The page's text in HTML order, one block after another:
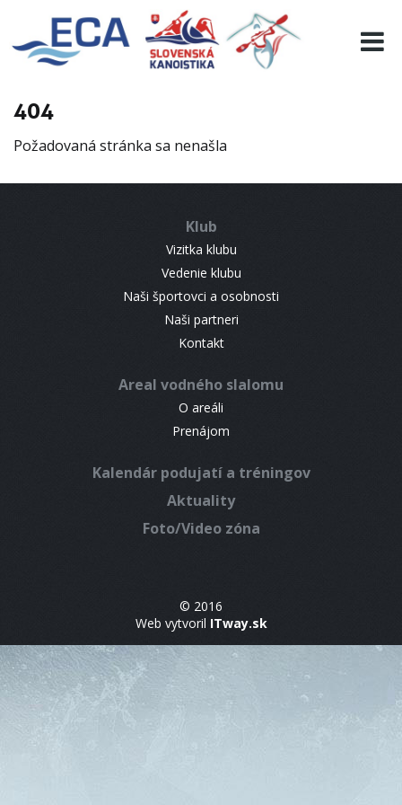
404
Požadovaná stránka sa nenašla
Klub
Vizitka klubu
Vedenie klubu
Naši športovci a osobnosti
Naši partneri
Kontakt
Areal vodného slalomu
O areáli
Prenájom
Kalendár podujatí a tréningov
Aktuality
Foto/Video zóna
© 2016
Web vytvoril ITway.sk
EURO 19
INFO
RESULTS
CONTACT